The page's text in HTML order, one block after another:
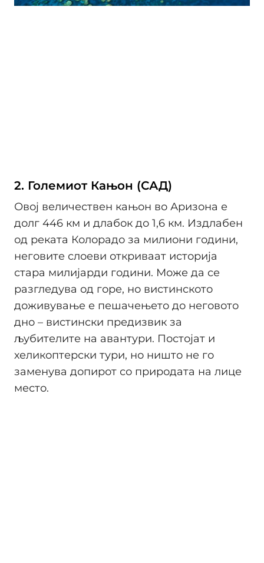
2. Големиот Кањон (САД)
Овој величествен кањон во Аризона е
долг 446 км и длабок до 1,6 км. Издлабен
од реката Колорадо за милиони години,
неговите слоеви откриваат историја
стара милијарди години. Може да се
разгледува од горе, но вистинското
доживување е пешачењето до неговото
дно – вистински предизвик за
љубителите на авантури. Постојат и
хеликоптерски тури, но ништо не го
заменува допирот со природата на лице
место.